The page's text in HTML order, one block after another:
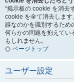
“掲示板の cookie を消去
cookie を全て消去しま
誰なのかを識別するため
何らかの問題を抱えてい
もしれません。
ページトップ
ユーザー設定